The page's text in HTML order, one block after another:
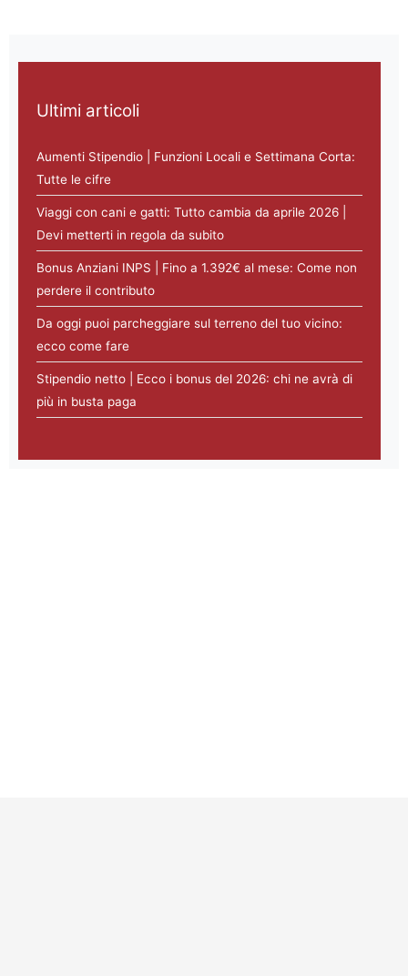
Ultimi articoli
Aumenti Stipendio | Funzioni Locali e Settimana Corta:
Tutte le cifre
Viaggi con cani e gatti: Tutto cambia da aprile 2026 |
Devi metterti in regola da subito
Bonus Anziani INPS | Fino a 1.392€ al mese: Come non
perdere il contributo
Da oggi puoi parcheggiare sul terreno del tuo vicino:
ecco come fare
Stipendio netto | Ecco i bonus del 2026: chi ne avrà di
più in busta paga